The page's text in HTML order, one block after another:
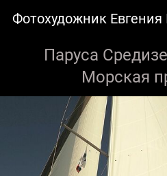
Фотохудожник
Паруса
Морская